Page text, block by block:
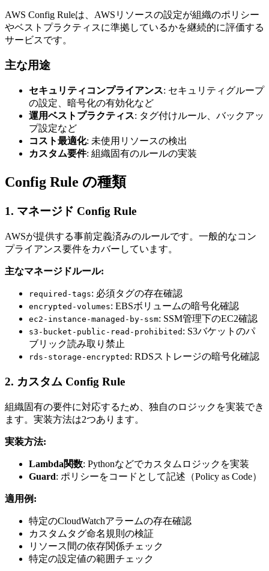
AWS Config Ruleは、AWSリソースの設定が組織のポリシー
やベストプラクティスに準拠しているかを継続的に評価する
サービスです。
主な用途
セキュリティコンプライアンス: セキュリティグループ
の設定、暗号化の有効化など
運用ベストプラクティス: タグ付けルール、バックアッ
プ設定など
コスト最適化: 未使用リソースの検出
カスタム要件: 組織固有のルールの実装
Config Rule の種類
1. マネージド Config Rule
AWSが提供する事前定義済みのルールです。一般的なコン
プライアンス要件をカバーしています。
主なマネージドルール:
required-tags: 必須タグの存在確認
encrypted-volumes: EBSボリュームの暗号化確認
ec2-instance-managed-by-ssm: SSM管理下のEC2確認
s3-bucket-public-read-prohibited : S3バケットのパ
ブリック読み取り禁止
rds-storage-encrypted : RDSストレージの暗号化確認
2. カスタム Config Rule
組織固有の要件に対応するため、独自のロジックを実装でき
ます。実装方法は2つあります。
実装方法:
Lambda関数: Pythonなどでカスタムロジックを実装
Guard: ポリシーをコードとして記述（Policy as Code）
適用例:
特定のCloudWatchアラームの存在確認
カスタムタグ命名規則の検証
リソース間の依存関係チェック
特定の設定値の範囲チェック